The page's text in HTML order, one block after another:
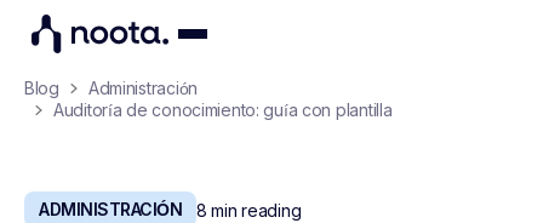
Blog
Administración
Auditoría de conocimiento: guía con plantilla
ADMINISTRACIÓN 8 min reading